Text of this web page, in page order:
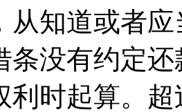
从知道或者
条没有约定
利时起算。